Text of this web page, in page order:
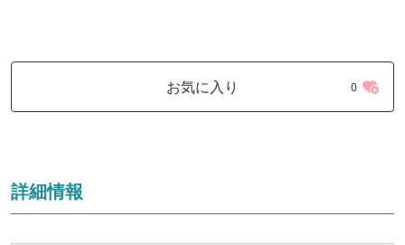
お気に入り 0
詳細情報